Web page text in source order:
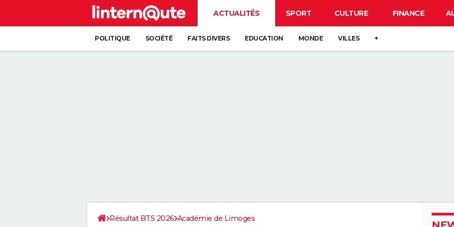
ACTUALITÉS SPORT CULTURE FINANCE
POLITIQUE SOCIÉTÉ FAITS DIVERS EDUCATION MONDE VILLES +
Résultat BTS 2026 Académie de Limoges